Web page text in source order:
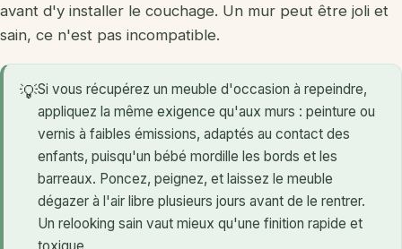
avant d'y installer le couchage. Un mur peut être joli et
sain, ce n'est pas incompatible.
💡Si vous récupérez un meuble d'occasion à repeindre,
appliquez la même exigence qu'aux murs : peinture ou
vernis à faibles émissions, adaptés au contact des
enfants, puisqu'un bébé mordille les bords et les
barreaux. Poncez, peignez, et laissez le meuble
dégazer à l'air libre plusieurs jours avant de le rentrer.
Un relooking sain vaut mieux qu'une finition rapide et